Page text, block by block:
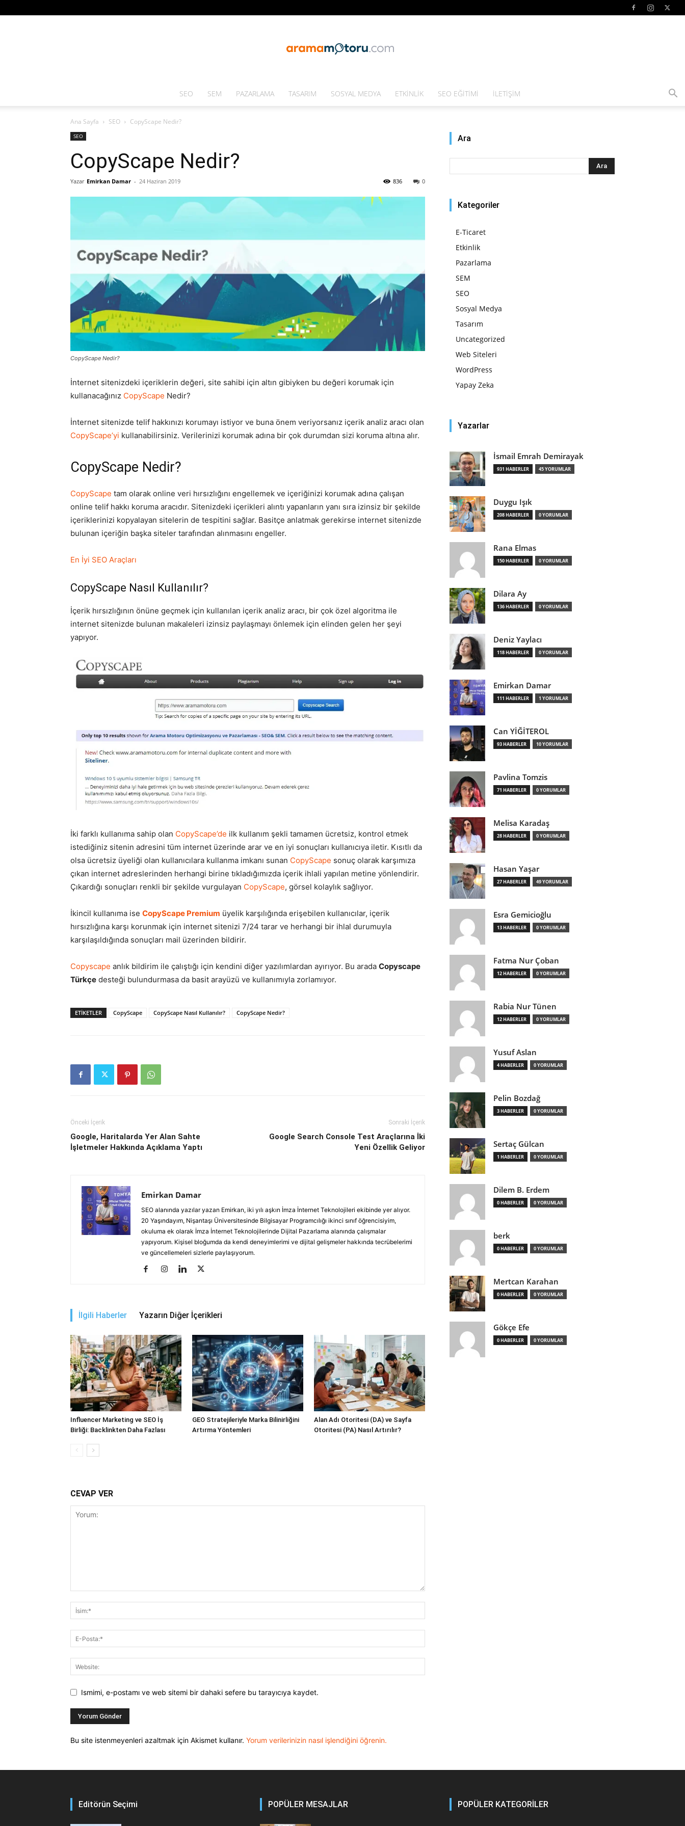
Arama
SEO,
ASO,
SEO SEM PAZARLAMA TASARIM SOSYAL MEDYA ETKINLIK SEO EĞITIMI İLETIŞIM
Ana Sayfa SEO CopyScape Nedir?
SEO
CopyScape Nedir?
Yazar Emirkan Damar - 24 Haziran 2019 0
836
CopyScape Nedir?
İnternet sitenizdeki içeriklerin değeri, site sahibi için altın gibiyken bu değeri korumak için
kullanacağınız CopyScape Nedir?
İnternet sitenizde telif hakkınızı korumayı istiyor ve buna önem veriyorsanız içerik analiz aracı olan
CopyScape’yi kullanabilirsiniz. Verilerinizi korumak adına bir çok durumdan sizi koruma altına alır.
CopyScape Nedir?
CopyScape tam olarak online veri hırsızlığını engellemek ve içeriğinizi korumak adına çalışan
online telif hakkı koruma aracıdır. Sitenizdeki içerikleri alıntı yapanların yanı sıra izinsiz bir şekilde
içeriklerinizi kopyalayan sitelerin de tespitini sağlar. Basitçe anlatmak gerekirse internet sitenizde
bulunan içeriğin başka siteler tarafından alınmasını engeller.
En İyi SEO Araçları
CopyScape Nasıl Kullanılır?
İçerik hırsızlığının önüne geçmek için kullanılan içerik analiz aracı, bir çok özel algoritma ile
internet sitenizde bulunan makaleleri izinsiz paylaşmayı önlemek için elinden gelen her şeyi
yapıyor.
İki farklı kullanıma sahip olan CopyScape’de ilk kullanım şekli tamamen ücretsiz, kontrol etmek
istediğiniz sitenin adresini tüm internet üzerinde arar ve en iyi sonuçları kullanıcıya iletir. Kısıtlı da
olsa ücretsiz üyeliği olan kullanıcılara kullanma imkanı sunan CopyScape sonuç olarak karşımıza
çıkan internet adreslerinden herhangi birine tıkladığımızda içerik ihlali yapılan metine yönlendirir.
Çıkardığı sonuçları renkli bir şekilde vurgulayan CopyScape, görsel kolaylık sağlıyor.
İkincil kullanıma ise CopyScape Premium üyelik karşılığında erişebilen kullanıcılar, içerik
hırsızlığına karşı korunmak için internet sitenizi 7/24 tarar ve herhangi bir ihlal durumuyla
karşılaşıldığında sonuçları mail üzerinden bildirir.
Copyscape anlık bildirim ile çalıştığı için kendini diğer yazılımlardan ayırıyor. Bu arada Copyscape
Türkçe desteği bulundurmasa da basit arayüzü ve kullanımıyla zorlamıyor.
ETIKETLER CopyScape CopyScape Nasıl Kullanılır? CopyScape Nedir?
Önceki İçerik
Google, Haritalarda Yer Alan Sahte
İşletmeler Hakkında Açıklama Yaptı
Sonraki İçerik
Google Search Console Test Araçlarına İki
Yeni Özellik Geliyor
Emirkan Damar
SEO alanında yazılar yazan Emirkan, iki yılı aşkın İmza İnternet Teknolojileri ekibinde yer alıyor.
20 Yaşındayım, Nişantaşı Üniversitesinde Bilgisayar Programcılığı ikinci sınıf öğrencisiyim,
okuluma ek olarak İmza İnternet Teknolojilerinde Dijital Pazarlama alanında çalışmalar
yapıyorum. Kişisel bloğumda da kendi deneyimlerimi ve dijital gelişmeler hakkında tecrübelerimi
ve güncellemeleri sizlerle paylaşıyorum.
İlgili Haberler Yazarın Diğer İçerikleri
Influencer Marketing ve SEO İş
Birliği: Backlinkten Daha Fazlası
GEO Stratejileriyle Marka Bilinirliğini
Artırma Yöntemleri
Alan Adı Otoritesi (DA) ve Sayfa
Otoritesi (PA) Nasıl Artırılır?
CEVAP VER
Ismimi, e-postamı ve web sitemi bir dahaki sefere bu tarayıcıya kaydet.
Bu site istenmeyenleri azaltmak için Akismet kullanır. Yorum verilerinizin nasıl işlendiğini öğrenin.
Ara
Kategoriler
E-Ticaret
Etkinlik
Pazarlama
SEM
SEO
Sosyal Medya
Tasarım
Uncategorized
Web Siteleri
WordPress
Yapay Zeka
Yazarlar
İsmail Emrah Demirayak
931 HABERLER 45 YORUMLAR
Duygu Işık
208 HABERLER 0 YORUMLAR
Rana Elmas
150 HABERLER 0 YORUMLAR
Dilara Ay
136 HABERLER 0 YORUMLAR
Deniz Yaylacı
118 HABERLER 0 YORUMLAR
Emirkan Damar
111 HABERLER 1 YORUMLAR
Can YİĞİTEROL
93 HABERLER 10 YORUMLAR
Pavlina Tomzis
71 HABERLER 0 YORUMLAR
Melisa Karadaş
28 HABERLER 0 YORUMLAR
Hasan Yaşar
27 HABERLER 49 YORUMLAR
Esra Gemicioğlu
13 HABERLER 0 YORUMLAR
Fatma Nur Çoban
12 HABERLER 0 YORUMLAR
Rabia Nur Tünen
12 HABERLER 0 YORUMLAR
Yusuf Aslan
4 HABERLER 0 YORUMLAR
Pelin Bozdağ
3 HABERLER 0 YORUMLAR
Sertaç Gülcan
1 HABERLER 0 YORUMLAR
Dilem B. Erdem
0 HABERLER 0 YORUMLAR
berk
0 HABERLER 0 YORUMLAR
Mertcan Karahan
0 HABERLER 0 YORUMLAR
Gökçe Efe
0 HABERLER 0 YORUMLAR
Editörün Seçimi POPÜLER MESAJLAR POPÜLER KATEGORİLER